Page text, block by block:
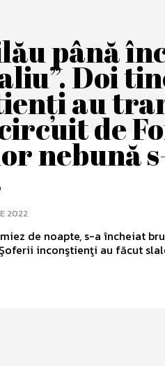
până
Doi
au
de
nebună
2022
miez de noapte, s-a încheiat
inconştienţi au făcut